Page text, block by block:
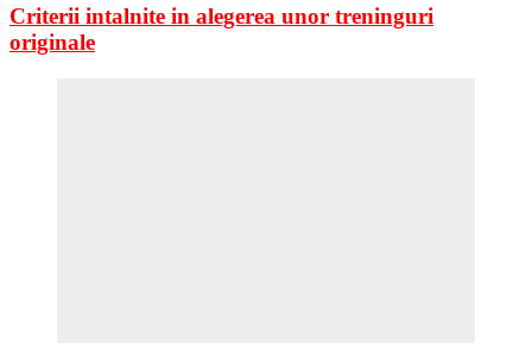
Criterii intalnite in alegerea unor treninguri
originale